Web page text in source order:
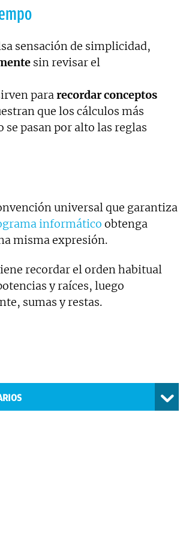
sensación de simplicidad,
sin revisar el
pararecordar conceptos
que los cálculos más
pasan por alto las reglas
universal que garantiza
informático obtenga
misma expresión.
recordar el orden habitual
y raíces, luego
sumas y restas.